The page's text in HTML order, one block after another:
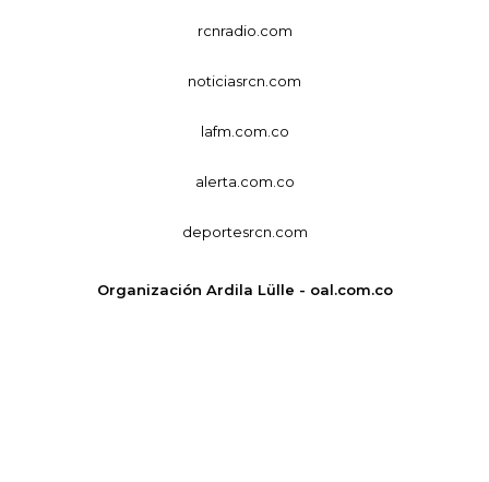
rcnradio.com
noticiasrcn.com
lafm.com.co
alerta.com.co
deportesrcn.com
Organización Ardila Lülle - oal.com.co